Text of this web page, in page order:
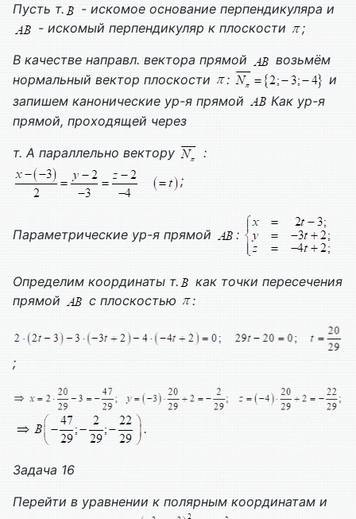
Пусть т.
- искомое основание перпендикуляра и
- искомый перпендикуляр к плоскости
;
В качестве направл. вектора прямой
возьмём
нормальный вектор плоскости
:
и
запишем канонические ур-я прямой
Как ур-я
прямой, проходящей через
т. А параллельно вектору
:
;
Параметрические ур-я прямой :
Определим координаты т.
как точки пересечения
прямой
с плоскостью :
;
.
Задача 16
Перейти в уравнении к полярным координатам и